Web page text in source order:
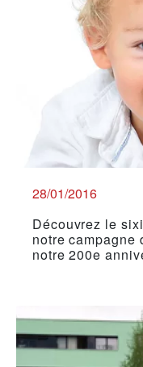
28/01/2016
Découvrez le
notre campagne
notre 200e